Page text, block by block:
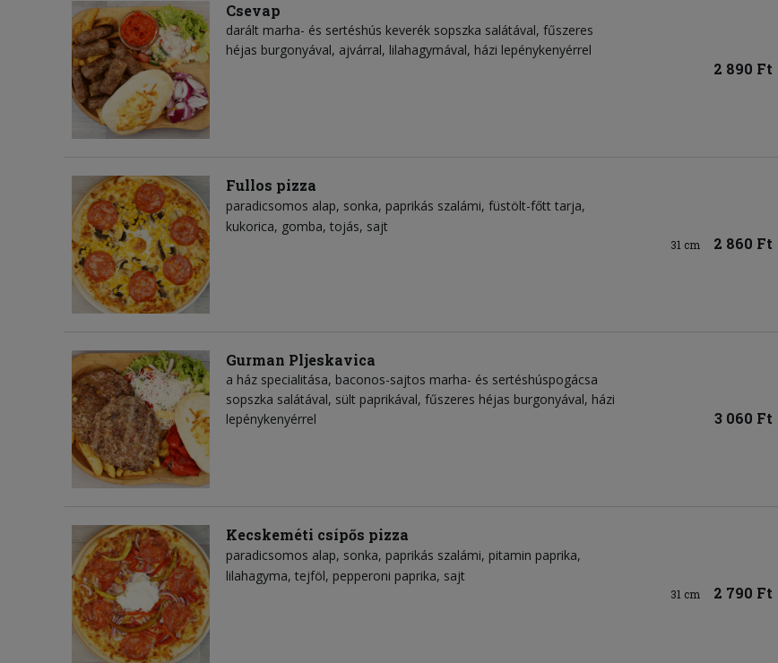
Csevap
darált marha- és sertéshús keverék sopszka salátával, fűszeres
héjas burgonyával, ajvárral, lilahagymával, házi lepénykenyérrel
2 890 Ft
Fullos pizza
paradicsomos alap sonka paprikás szalámi füstölt-főtt tarja
kukorica gomba tojás sajt
31 cm 2 860 Ft
Gurman Pljeskavica
a ház specialitása, baconos-sajtos marha- és sertéshúspogácsa
sopszka salátával, sült paprikával, fűszeres héjas burgonyával, házi
lepénykenyérrel
3 060 Ft
Kecskeméti csípős pizza
paradicsomos alap sonka paprikás szalámi pitamin paprika
lilahagyma tejföl pepperoni paprika sajt
31 cm 2 790 Ft